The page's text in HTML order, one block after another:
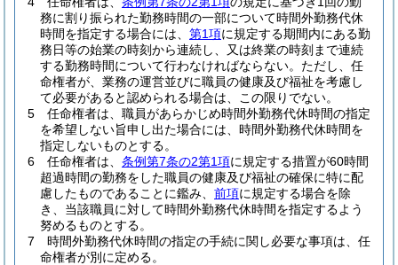
務に割り振られた勤務時間の一部について時間外勤務代休
時間を指定する場合には、 第1項に規定する期間内にある勤
務日等の始業の時刻から連続し、又は終業の時刻まで連続
する勤務時間について行わなければならない。 ただし、任
命権者が、業務の運営並びに職員の健康及び福祉を考慮し
て必要があると認められる場合は、この限りでない。
5
任命権者は、職員があらかじめ時間外勤務代休時間の指定
を希望しない旨申し出た場合には、時間外勤務代休時間を
指定しないものとする。
6
任命権者は、 条例第7条の2第1項に規定する措置が60時間
超過時間の勤務をした職員の健康及び福祉の確保に特に配
慮したものであることに鑑み、 前項に規定する場合を除
き、当該職員に対して時間外勤務代休時間を指定するよう
努めるものとする。
7
時間外勤務代休時間の指定の手続に関し必要な事項は、任
命権者が別に定める。